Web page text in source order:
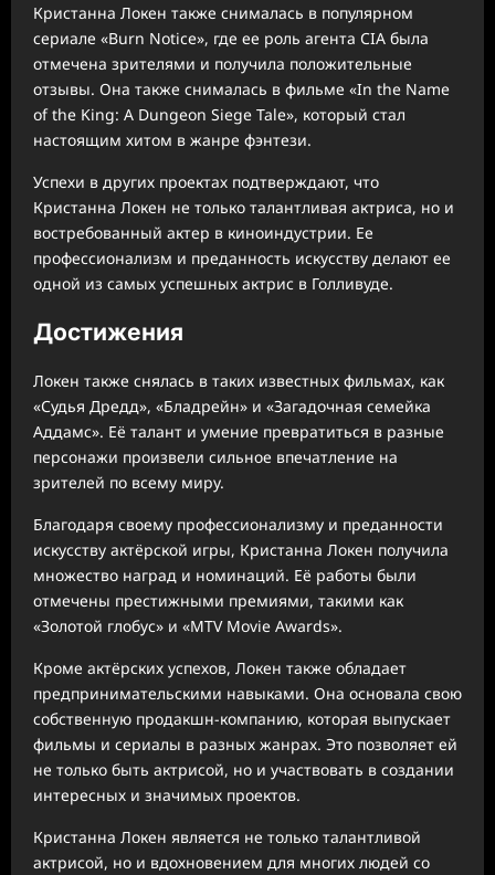
Кристанна Локен также снималась в популярном
сериале «Burn Notice», где ее роль агента CIA была
отмечена зрителями и получила положительные
отзывы. Она также снималась в фильме «In the Name
of the King: A Dungeon Siege Tale», который стал
настоящим хитом в жанре фэнтези.
Успехи в других проектах подтверждают, что
Кристанна Локен не только талантливая актриса, но и
востребованный актер в киноиндустрии. Ее
профессионализм и преданность искусству делают ее
одной из самых успешных актрис в Голливуде.
Достижения
Локен также снялась в таких известных фильмах, как
«Судья Дредд», «Бладрейн» и «Загадочная семейка
Аддамс». Её талант и умение превратиться в разные
персонажи произвели сильное впечатление на
зрителей по всему миру.
Благодаря своему профессионализму и преданности
искусству актёрской игры, Кристанна Локен получила
множество наград и номинаций. Её работы были
отмечены престижными премиями, такими как
«Золотой глобус» и «MTV Movie Awards».
Кроме актёрских успехов, Локен также обладает
предпринимательскими навыками. Она основала свою
собственную продакшн-компанию, которая выпускает
фильмы и сериалы в разных жанрах. Это позволяет ей
не только быть актрисой, но и участвовать в создании
интересных и значимых проектов.
Кристанна Локен является не только талантливой
актрисой, но и вдохновением для многих людей со